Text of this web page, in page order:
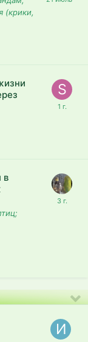
(крики,
в